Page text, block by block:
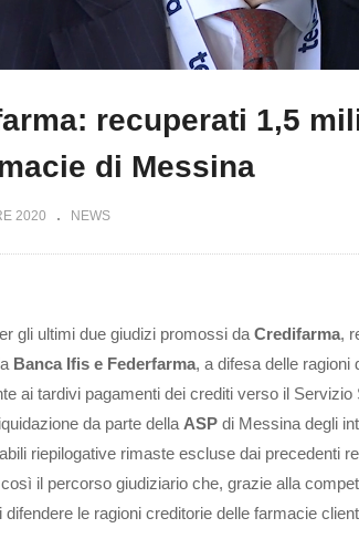
recuperati 1,5
di Messina
2020 NEWS
gli ultimi due giudizi promossi da Credifarma,
Banca Ifis e Federfarma, a difesa delle ragioni
ai tardivi pagamenti dei crediti verso il Servizio
da parte della ASP di Messina degli
riepilogative rimaste escluse dai precedenti
il percorso giudiziario che, grazie alla
difendere le ragioni creditorie delle farmacie